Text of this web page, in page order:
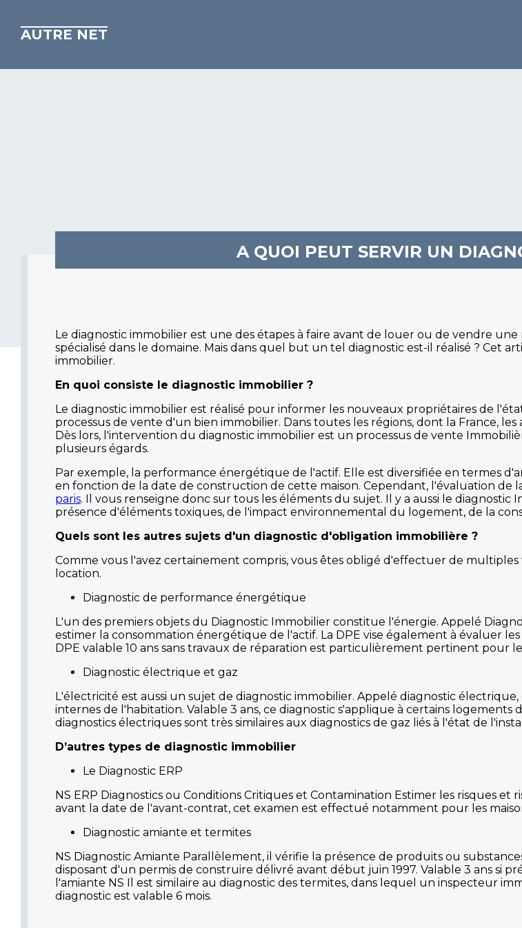
AUTRE NET
A QUOI PEUT SERVIR UN
Le diagnostic immobilier est une des étapes à faire avant de louer ou de vendre
spécialisé dans le domaine. Mais dans quel but un tel diagnostic est-il réalisé ? Cet
immobilier.
En quoi consiste le diagnostic immobilier ?
Le diagnostic immobilier est réalisé pour informer les nouveaux propriétaires de
processus de vente d'un bien immobilier. Dans toutes les régions, dont la France,
Dès lors, l'intervention du diagnostic immobilier est un processus de vente
plusieurs égards.
Par exemple, la performance énergétique de l'actif. Elle est diversifiée en termes
en fonction de la date de construction de cette maison. Cependant, l'évaluation
paris. Il vous renseigne donc sur tous les éléments du sujet. Il y a aussi le
présence d'éléments toxiques, de l'impact environnemental du logement, de la
Quels sont les autres sujets d'un diagnostic d'obligation immobilière ?
Comme vous l'avez certainement compris, vous êtes obligé d'effectuer de
location.
Diagnostic de performance énergétique
L'un des premiers objets du Diagnostic Immobilier constitue l'énergie. Appelé
estimer la consommation énergétique de l'actif. La DPE vise également à évaluer
DPE valable 10 ans sans travaux de réparation est particulièrement pertinent pour
Diagnostic électrique et gaz
L'électricité est aussi un sujet de diagnostic immobilier. Appelé diagnostic
internes de l'habitation. Valable 3 ans, ce diagnostic s'applique à certains logements
diagnostics électriques sont très similaires aux diagnostics de gaz liés à l'état de
D’autres types de diagnostic immobilier
Le Diagnostic ERP
NS ERP Diagnostics ou Conditions Critiques et Contamination Estimer les risques
avant la date de l'avant-contrat, cet examen est effectué notamment pour les
Diagnostic amiante et termites
NS Diagnostic Amiante Parallèlement, il vérifie la présence de produits ou
disposant d'un permis de construire délivré avant début juin 1997. Valable 3 ans si
l'amiante NS Il est similaire au diagnostic des termites, dans lequel un inspecteur
diagnostic est valable 6 mois.